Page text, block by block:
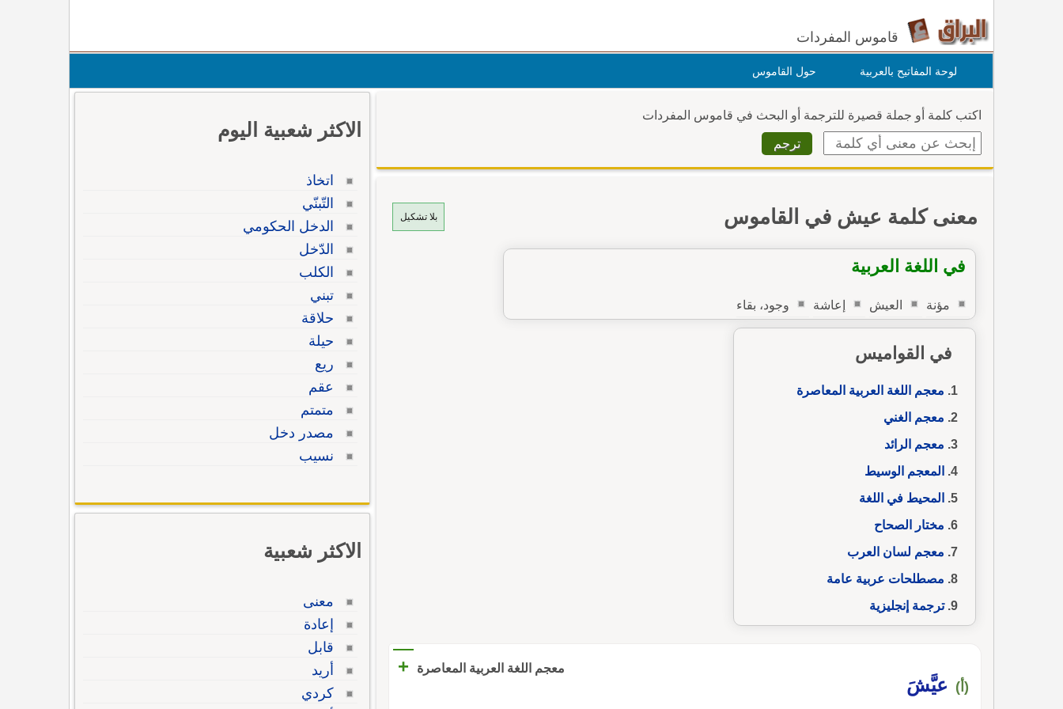
قاموس المفردات
لوحة المفاتيح بالعربية حول القاموس
اكتب كلمة أو جملة قصيرة للترجمة أو البحث في قاموس المفردات
بلا تشكيل معنى كلمة عيش في القاموس
في اللغة العربية
مؤنة العيش إعاشة وجود، بقاء
في القواميس
معجم اللغة العربية المعاصرة
معجم الغني
معجم الرائد
المعجم الوسيط
المحيط في اللغة
مختار الصحاح
معجم لسان العرب
مصطلحات عربية عامة
ترجمة إنجليزية
معجم اللغة العربية المعاصرة +
(أ) عيَّشَ
الاكثر شعبية اليوم
اتخاذ
التّبنّي
الدخل الحكومي
الدّخل
الكلب
تبني
حلاقة
حيلة
ريع
عقم
متمتم
مصدر دخل
نسيب
الاكثر شعبية
معنى
إعادة
قابل
أريد
كردي